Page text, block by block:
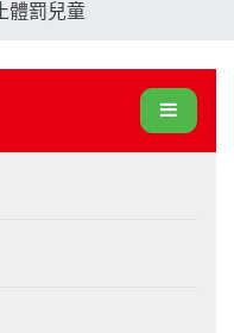
體罰兒童